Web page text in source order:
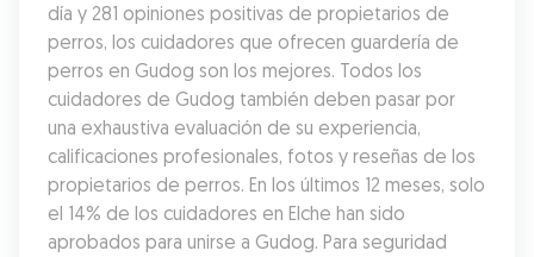
día y 281 opiniones positivas de propietarios de
perros, los cuidadores que ofrecen guardería de
perros en Gudog son los mejores. Todos los
cuidadores de Gudog también deben pasar por
una exhaustiva evaluación de su experiencia,
calificaciones profesionales, fotos y reseñas de los
propietarios de perros. En los últimos 12 meses, solo
el 14% de los cuidadores en Elche han sido
aprobados para unirse a Gudog. Para seguridad